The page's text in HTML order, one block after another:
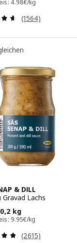
Bewertungen
4.98€/kg
Bewertungen:
(1564)
Bewertungen
& DILL
Gravad Lachs
kg
1.99€/0,2
9.95€/kg
Bewertungen:
(2615)